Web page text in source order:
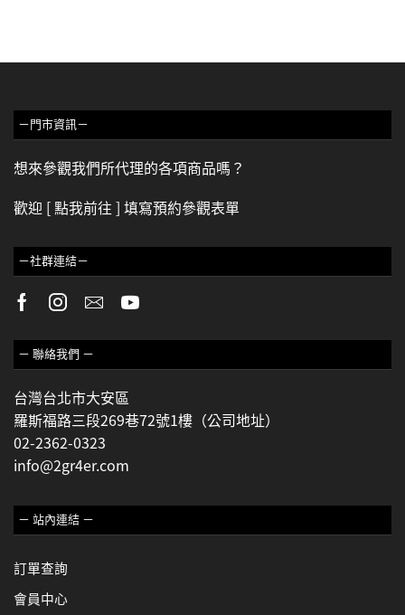
－門市資訊－
想來參觀我們所代理的各項商品嗎？
歡迎 [ 點我前往 ] 填寫預約參觀表單
－社群連結－
－ 聯絡我們 －
台灣台北市大安區
羅斯福路三段269巷72號1樓（公司地址）
02-2362-0323
info@2gr4er.com
－ 站內連結 －
訂單查詢
會員中心